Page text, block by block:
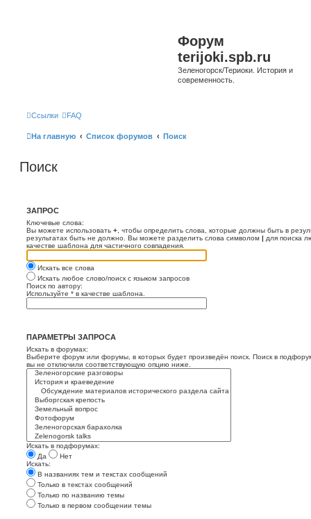
Форум
terijoki.spb.ru
Зеленогорск/Териоки. История и
современность.
Ссылки FAQ
На главную Список форумов Поиск
Поиск
ЗАПРОС
Ключевые слова:
Вы можете использовать + , чтобы определить слова, которые должны быть в
результатах быть не должно. Вы можете разделить слова символом | для поиска
качестве шаблона для частичного совпадения.
Искать все слова
Искать любое слово/поиск с языком запросов
Поиск по автору:
Используйте * в качестве шаблона.
ПАРАМЕТРЫ ЗАПРОСА
Искать в форумах:
Выберите форум или форумы, в которых будет произведён поиск. Поиск в
вы не отключили соответствующую опцию ниже.
Искать в подфорумах:
Да
Нет
Искать:
В названиях тем и текстах сообщений
Только в текстах сообщений
Только по названию темы
Только в первом сообщении темы